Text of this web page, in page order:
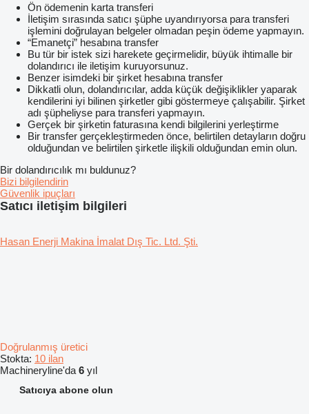
Ön ödemenin karta transferi
İletişim sırasında satıcı şüphe uyandırıyorsa para transferi
işlemini doğrulayan belgeler olmadan peşin ödeme yapmayın.
“Emanetçi” hesabına transfer
Bu tür bir istek sizi harekete geçirmelidir, büyük ihtimalle bir
dolandırıcı ile iletişim kuruyorsunuz.
Benzer isimdeki bir şirket hesabına transfer
Dikkatli olun, dolandırıcılar, adda küçük değişiklikler yaparak
kendilerini iyi bilinen şirketler gibi göstermeye çalışabilir. Şirket
adı şüpheliyse para transferi yapmayın.
Gerçek bir şirketin faturasına kendi bilgilerini yerleştirme
Bir transfer gerçekleştirmeden önce, belirtilen detayların doğru
olduğundan ve belirtilen şirketle ilişkili olduğundan emin olun.
Bir dolandırıcılık mı buldunuz?
Bizi bilgilendirin
Güvenlik ipuçları
Satıcı iletişim bilgileri
Hasan Enerji Makina İmalat Dış Tic. Ltd. Şti.
Doğrulanmış üretici
Stokta: 10 ilan
Machineryline'da 6 yıl
Satıcıya abone olun